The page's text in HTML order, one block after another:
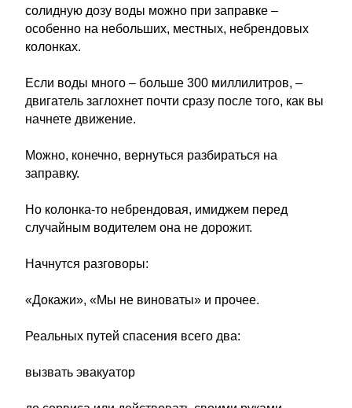
солидную дозу воды можно при заправке –
особенно на небольших, местных, небрендовых
колонках.
Если воды много – больше 300 миллилитров, –
двигатель заглохнет почти сразу после того, как вы
начнете движение.
Можно, конечно, вернуться разбираться на
заправку.
Но колонка-то небрендовая, имиджем перед
случайным водителем она не дорожит.
Начнутся разговоры:
«Докажи», «Мы не виноваты» и прочее.
Реальных путей спасения всего два:
вызвать эвакуатор